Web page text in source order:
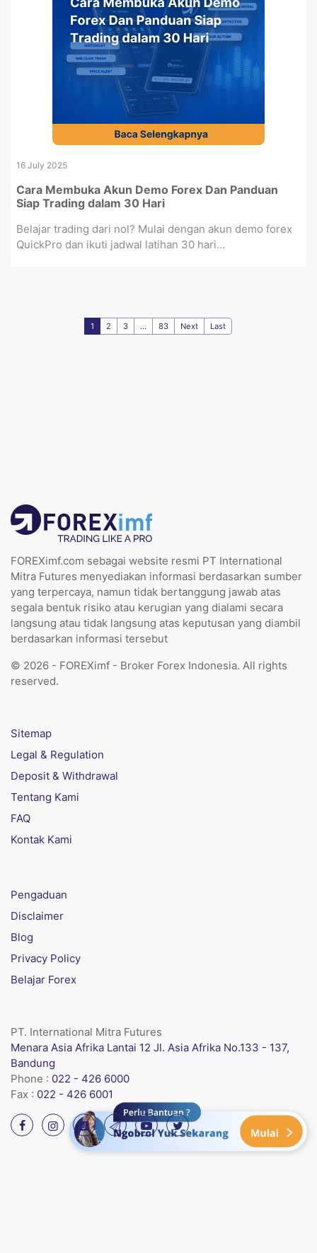
16 July 2025
Cara Membuka Akun Demo Forex Dan Panduan
Siap Trading dalam 30 Hari
Belajar trading dari nol? Mulai dengan akun demo forex
QuickPro dan ikuti jadwal latihan 30 hari...
1 2 3 ... 83 Next Last
FOREXimf.com sebagai website resmi PT International
Mitra Futures menyediakan informasi berdasarkan sumber
yang terpercaya, namun tidak bertanggung jawab atas
segala bentuk risiko atau kerugian yang dialami secara
langsung atau tidak langsung atas keputusan yang diambil
berdasarkan informasi tersebut
© 2026 - FOREXimf - Broker Forex Indonesia. All rights
reserved.
Sitemap
Legal & Regulation
Deposit & Withdrawal
Tentang Kami
FAQ
Kontak Kami
Pengaduan
Disclaimer
Blog
Privacy Policy
Belajar Forex
PT. International Mitra Futures
Menara Asia Afrika Lantai 12 Jl. Asia Afrika No.133 - 137,
Bandung
Phone : 022 - 426 6000
Fax : 022 - 426 6001